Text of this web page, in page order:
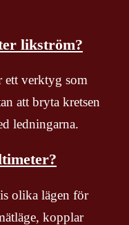
likström?
ett verktyg som
att bryta kretsen
ledningarna.
olika lägen för
kopplar